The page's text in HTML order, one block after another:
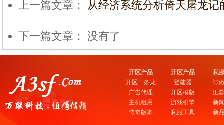
上一篇文章： 从经济系统分析倚天屠龙记
下一篇文章： 没有了
开区产品
开区一条龙
广告代理
主机租用
传奇版本
开区产品
登陆器
开区模版
游戏引擎
私服工具
私
订
汇
新
新